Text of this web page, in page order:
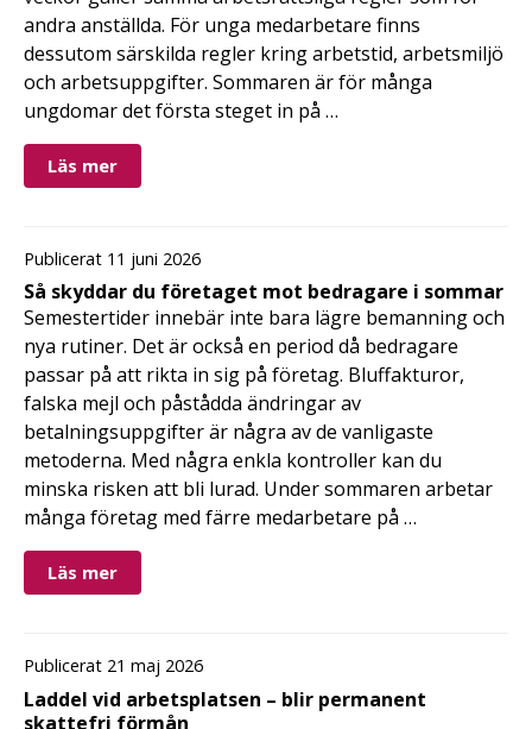
andra anställda. För unga medarbetare finns
dessutom särskilda regler kring arbetstid, arbetsmiljö
och arbetsuppgifter. Sommaren är för många
ungdomar det första steget in på …
Läs mer
Publicerat 11 juni 2026
Så skyddar du företaget mot bedragare i sommar
Semestertider innebär inte bara lägre bemanning och
nya rutiner. Det är också en period då bedragare
passar på att rikta in sig på företag. Bluffakturor,
falska mejl och påstådda ändringar av
betalningsuppgifter är några av de vanligaste
metoderna. Med några enkla kontroller kan du
minska risken att bli lurad. Under sommaren arbetar
många företag med färre medarbetare på …
Läs mer
Publicerat 21 maj 2026
Laddel vid arbetsplatsen – blir permanent
skattefri förmån